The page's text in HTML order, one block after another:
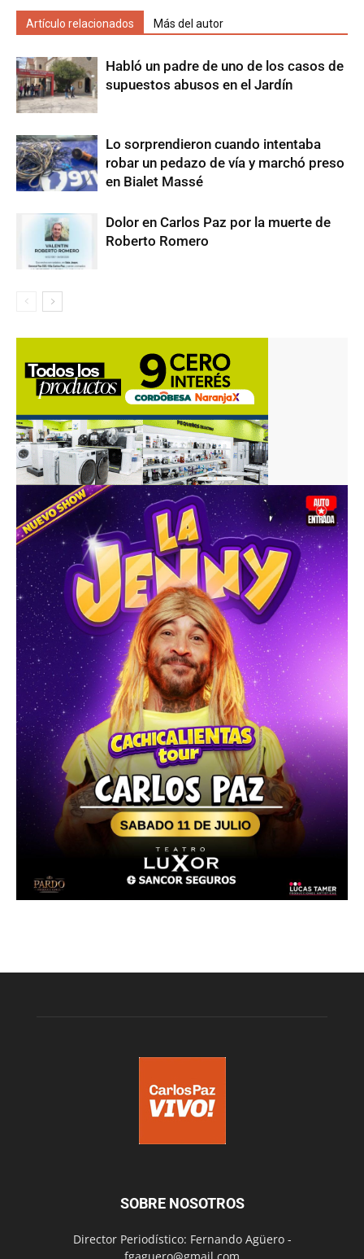
Artículo relacionados Más del autor
Habló un padre de uno de los casos de
supuestos abusos en el Jardín
Lo sorprendieron cuando intentaba
robar un pedazo de vía y marchó preso
en Bialet Massé
Dolor en Carlos Paz por la muerte de
Roberto Romero
SOBRE NOSOTROS
Director Periodístico: Fernando Agüero -